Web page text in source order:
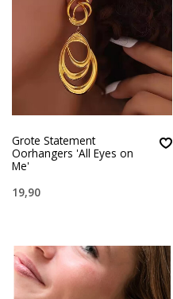
Grote Statement
Oorhangers 'All Eyes on
Me'
19,90